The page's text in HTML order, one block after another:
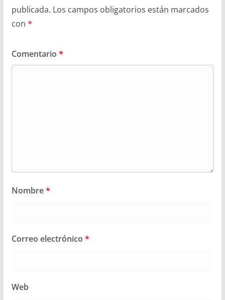
publicada. Los campos obligatorios están marcados
con *
Comentario *
Nombre*
Correo electrónico *
Web